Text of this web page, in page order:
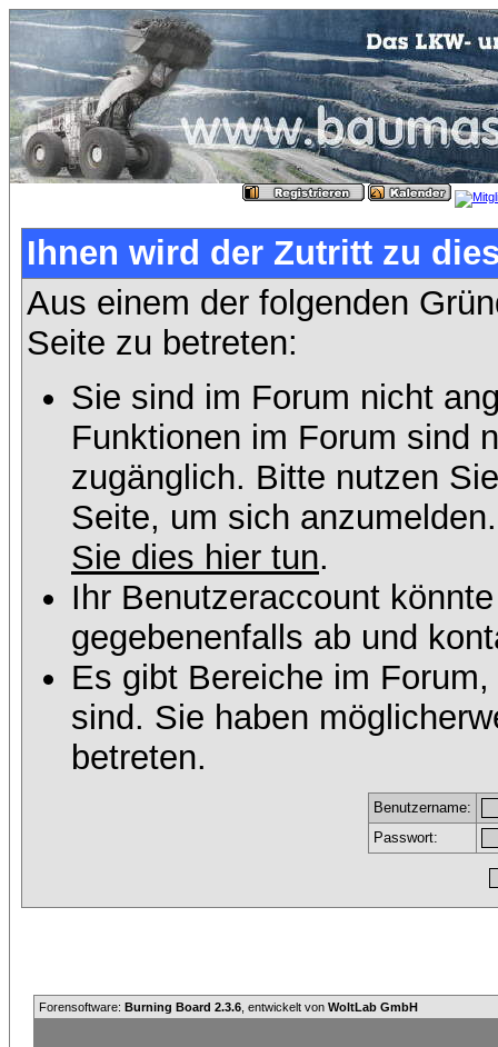
Ihnen wird der Zutritt zu
Aus einem der folgenden
Seite zu betreten:
Sie sind im Forum nicht
Funktionen im Forum sind
zugänglich. Bitte nutzen
Seite, um sich
Sie dies hier tun.
Ihr Benutzeraccount
gegebenenfalls ab und
Es gibt Bereiche im
sind. Sie haben
betreten.
Benutzername:
Passwort:
Forensoftware: Burning Board 2.3.6 , entwickelt von WoltLab GmbH